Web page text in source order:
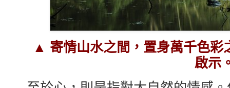
▲ 寄情山水之間，置身萬千色彩
啟示